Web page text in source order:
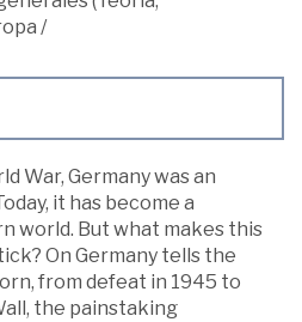
/
War, Germany was an
it has become a
world. But what makes this
On Germany tells the
from defeat in 1945 to
the painstaking